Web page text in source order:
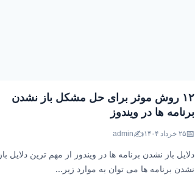
۱۲ روش موثر برای حل مشکل باز نشدن
برنامه ها در ویندوز
📅۲۵ خرداد ۱۴۰۴ ✍️
admin
دلایل باز نشدن برنامه ها در ویندوز از مهم ترین دلایل باز
نشدن برنامه ها می توان به موارد زیر...